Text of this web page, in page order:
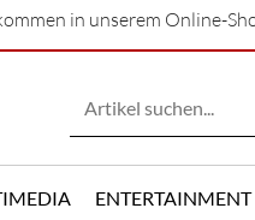
in unserem Online-
ENTERTAINMENT